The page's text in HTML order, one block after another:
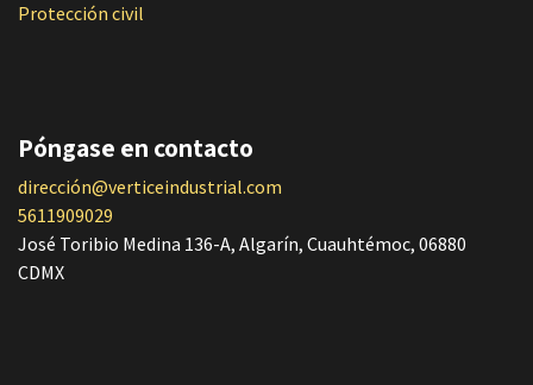
Protección civil
Póngase en contacto
dirección@verticeindustrial.com
5611909029
José Toribio Medina 136-A, Algarín, Cuauhtémoc, 06880
CDMX